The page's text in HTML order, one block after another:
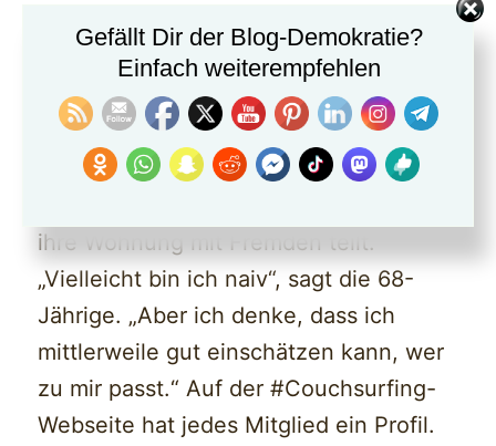
mit Vig bei deren Mutter.
Was, wenn etwas passiert?
Ihre drei erwachsenen Töchter
ihre Wohnung mit Fremden teilt.
„Vielleicht bin ich naiv“, sagt die 68-
Jährige. „Aber ich denke, dass ich
mittlerweile gut einschätzen kann, wer
zu mir passt.“ Auf der #Couchsurfing-
Webseite hat jedes Mitglied ein Profil.
Gefällt Dir der Blog-Demokratie?
Einfach weiterempfehlen